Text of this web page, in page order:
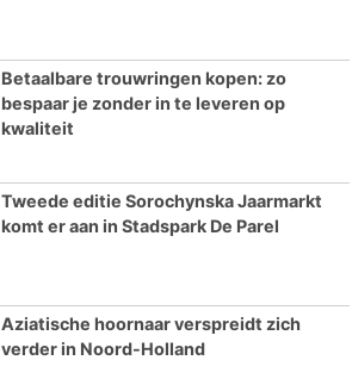
Betaalbare trouwringen kopen: zo
bespaar je zonder in te leveren op
kwaliteit
Tweede editie Sorochynska Jaarmarkt
komt er aan in Stadspark De Parel
Aziatische hoornaar verspreidt zich
verder in Noord-Holland